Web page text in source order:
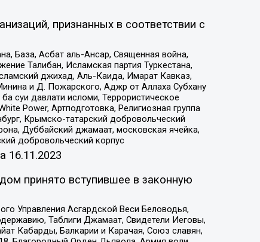
признанных в соответствии с
База, Асбат аль-Ансар, Священная война,
Талибан, Исламская партия Туркестана,
джихад, Аль-Каида, Имарат Кавказ,
и Д. Пожарского, Аджр от Аллаха Субхану
суи давлати исломи, Террористическое
Power, Артподготовка, Религиозная группа
Крымско-татарский добровольческий
Дуббайский джамаат, московская ячейка,
добровольческий корпус
16.11.2023
принято вступившее в законную
Управления Асгардской Веси Беловодья,
Таблиги Джамаат, Свидетели Иеговы,
Кабарды, Балкарии и Карачая, Союз славян,